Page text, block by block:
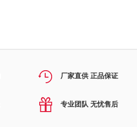
厂家直供 正品保证
专业团队 无忧售后